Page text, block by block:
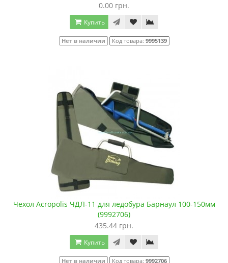
0.00 грн.
Купить
Нет в наличии Код товара: 9995139
Чехол Acropolis ЧДЛ-11 для ледобура Барнаул 100-150мм
(9992706)
435.44 грн.
Купить
Нет в наличии Код товара: 9992706